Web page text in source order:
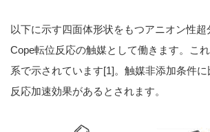
以下に示す四面体形状をもつアニオン性
Cope転位反応の触媒として働きます。こ
系で示されています[1]。触媒非添加条件
反応加速効果があるとされます。